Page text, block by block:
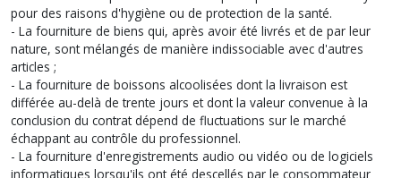
pour des raisons d'hygiène ou de protection de la santé.
- La fourniture de biens qui, après avoir été livrés et de par leur
nature, sont mélangés de manière indissociable avec d'autres
articles ;
- La fourniture de boissons alcoolisées dont la livraison est
différée au-delà de trente jours et dont la valeur convenue à la
conclusion du contrat dépend de fluctuations sur le marché
échappant au contrôle du professionnel.
- La fourniture d'enregistrements audio ou vidéo ou de logiciels
informatiques lorsqu'ils ont été descellés par le consommateur